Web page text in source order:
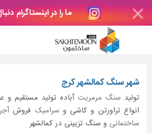
ما را در اینستاگرام
شهر سنگ کمالشهر کرج
تولید سنگ مرمریت آباده تولید مستقیم
انواع تراورتن و کاشی و سرامیک فروش
ساختمانی و سنگ تزیینی در کمالشهر